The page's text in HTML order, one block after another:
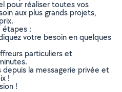
pour réaliser toutes vos
aux plus grands projets,
étapes :
votre besoin en quelques
particuliers et
depuis la messagerie privée et
!
!